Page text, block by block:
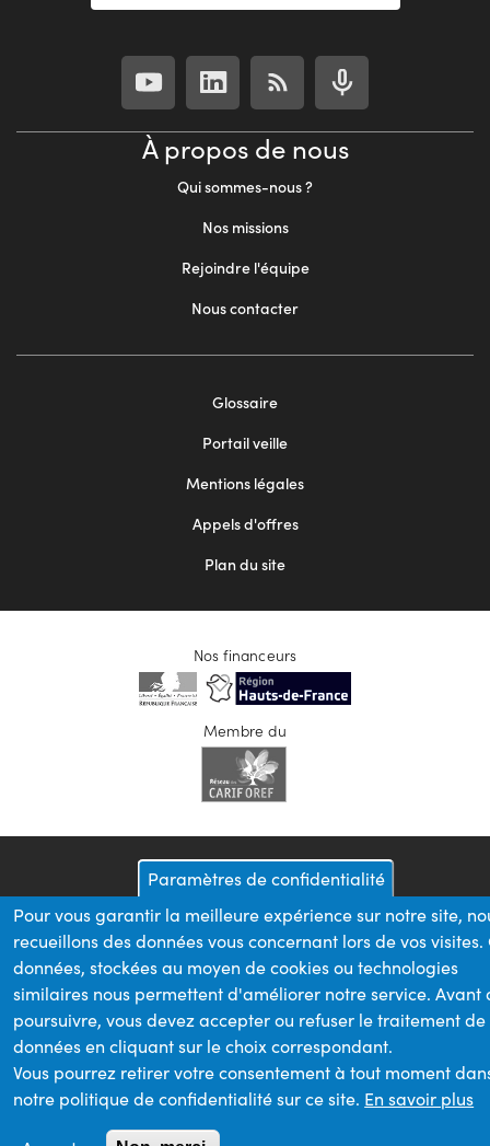
À propos de nous
Qui sommes-nous ?
Nos missions
Rejoindre l'équipe
Nous contacter
Glossaire
Portail veille
Mentions légales
Appels d'offres
Plan du site
Nos financeurs
Membre du
Paramètres de confidentialité
Pour vous garantir la meilleure expérience sur notre site,
recueillons des données vous concernant lors de vos visites.
données, stockées au moyen de cookies ou technologies
similaires nous permettent d'améliorer notre service. Avant
poursuivre, vous devez accepter ou refuser le traitement de
données en cliquant sur le choix correspondant.
Vous pourrez retirer votre consentement à tout moment
notre politique de confidentialité sur ce site. En savoir plus